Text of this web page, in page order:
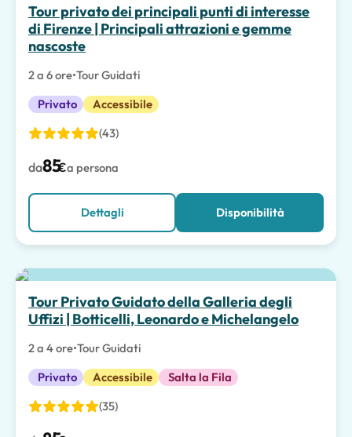
Tour privato dei principali punti di interesse
di Firenze | Principali attrazioni e gemme
nascoste
2 a 6 ore•Tour Guidati
Privato
Accessibile
(43)
da85€a persona
Dettagli Disponibilità
Scelta migliore
Tour Privato Guidato della Galleria degli
Uffizi | Botticelli, Leonardo e Michelangelo
2 a 4 ore•Tour Guidati
Privato
Accessibile
Salta la Fila
(35)